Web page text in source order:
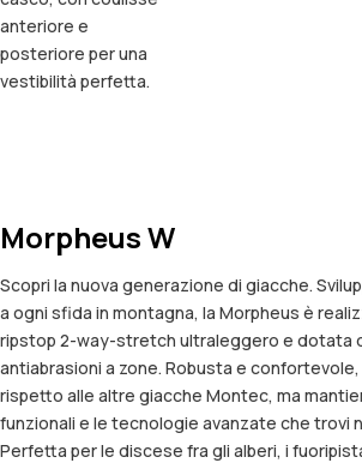
anteriore e
posteriore per una
vestibilità perfetta.
Morpheus W
Scopri la nuova generazione di giacche.
a ogni sfida in montagna, la Morpheus è
ripstop 2-way-stretch ultraleggero e dotata
antiabrasioni a zone. Robusta e
rispetto alle altre giacche Montec, ma
funzionali e le tecnologie avanzate che trovi
Perfetta per le discese fra gli alberi, i